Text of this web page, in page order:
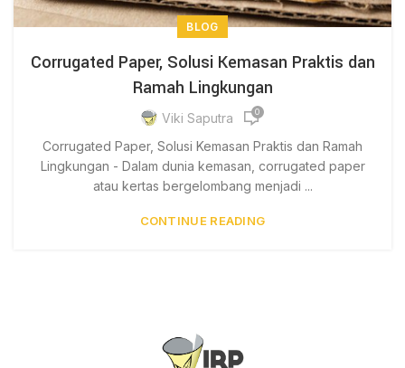
BLOG
Corrugated Paper, Solusi Kemasan Praktis dan
Ramah Lingkungan
Viki Saputra 0
Corrugated Paper, Solusi Kemasan Praktis dan Ramah
Lingkungan - Dalam dunia kemasan, corrugated paper
atau kertas bergelombang menjadi ...
CONTINUE READING